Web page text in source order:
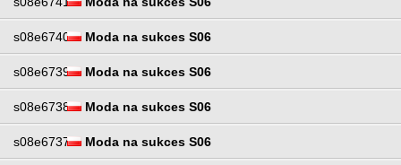
s08e6740 Moda na sukces S06
s08e6739 Moda na sukces S06
s08e6738 Moda na sukces S06
s08e6737 Moda na sukces S06